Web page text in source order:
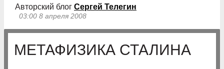
Авторский блог Сергей Телегин
03:00 8 апреля 2008
МЕТАФИЗИКА СТАЛИНА